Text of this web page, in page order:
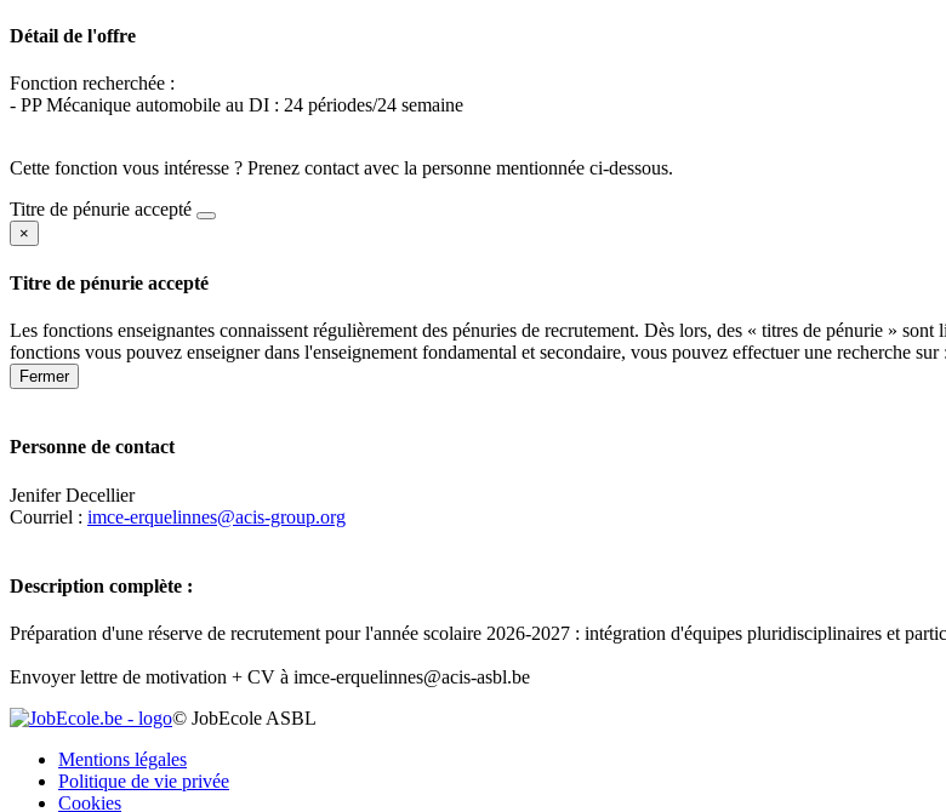
Détail de l'offre
Fonction recherchée :
- PP Mécanique automobile au DI : 24 périodes/24 semaine
Cette fonction vous intéresse ? Prenez contact avec la personne mentionnée ci-dessous.
Titre de pénurie accepté
×
Titre de pénurie accepté
Les fonctions enseignantes connaissent régulièrement des pénuries de recrutement. Dès lors, des « titres de pénurie »
fonctions vous pouvez enseigner dans l'enseignement fondamental et secondaire, vous pouvez effectuer une recherche sur :
Fermer
Personne de contact
Jenifer Decellier
Courriel : imce-erquelinnes@acis-group.org
Description complète :
Préparation d'une réserve de recrutement pour l'année scolaire 2026-2027 : intégration d'équipes pluridisciplinaires et
Envoyer lettre de motivation + CV à imce-erquelinnes@acis-asbl.be
+
−
© JobEcole ASBL
Mentions légales
Politique de vie privée
Cookies